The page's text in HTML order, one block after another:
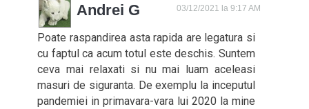
Andrei G 03/12/2021 la 9:17 AM
Poate raspandirea asta rapida are legatura si
cu faptul ca acum totul este deschis. Suntem
ceva mai relaxati si nu mai luam aceleasi
masuri de siguranta. De exemplu la inceputul
pandemiei in primavara-vara lui 2020 la mine